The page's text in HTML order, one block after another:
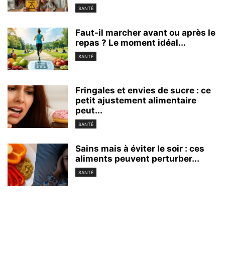
SANTÉ
Faut-il marcher avant ou après le
repas ? Le moment idéal...
SANTÉ
Fringales et envies de sucre : ce
petit ajustement alimentaire
peut...
SANTÉ
Sains mais à éviter le soir : ces
aliments peuvent perturber...
SANTÉ